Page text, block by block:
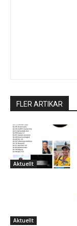
FLER ARTIKAR
Aktuellt
Aktuellt